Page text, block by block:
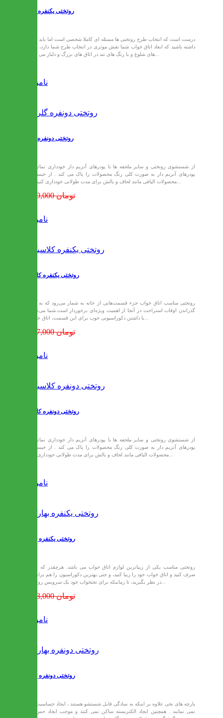
روتختی یکنفره لاواندا
درست است که انتخاب طرح روتختی ها مسئله ای کاملا شخصی است اما باید توجه
داشته باشید که ابعاد اتاق خواب شما نقش موثری در انتخاب طرح شما دارد، طرح
ناموجود
روتختی دونفره گلریز
پودرهای آنزیم دار به صورت کلی رنگ محصولات را پاک می کند . از خیساندن
1,679,000 تومان
ناموجود
روتختی یکنفره کلاسیک
روتختی مناسب اتاق خواب جزء قسمت‌هایی از خانه به شمار می‌رود که به دلیل
گذراندن اوقات استراحت در آنجا از اهمیت ویژه‌ای برخوردار است.شما می‌توانید
با داشتن دکوراسیونی خوب برای این قسمت، اتاق خوابی...
1,057,000 تومان
ناموجود
روتختی دونفره کلاسیک
پودرهای آنزیم دار به صورت کلی رنگ محصولات را پاک می کند . از خیساندن
محصولات الیافی مانند لحاف و بالش برای مدت طولانی خودداری کنید...
ناموجود
روتختی یکنفره بهارک
روتختی مناسب یکی از زیباترین لوازم اتاق خواب می باشد. هرچقدر که وقت
صرف کنید و اتاق خواب خود را زیبا کنید، و حتی بهترین دکوراسیون را هم برای آن
1,443,000 تومان
ناموجود
روتختی دونفره بهارک
پارچه های نخی علاوه بر اینکه به سادگی قابل شستشو هستند ، ایجاد حساسیت نیز
نمی نمایند . همچنین ایجاد الکتریسته ساکن نمی کنند و موجب ایجاد حس گر